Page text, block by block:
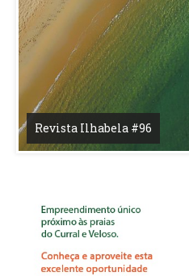
Revista Ilhabela #96